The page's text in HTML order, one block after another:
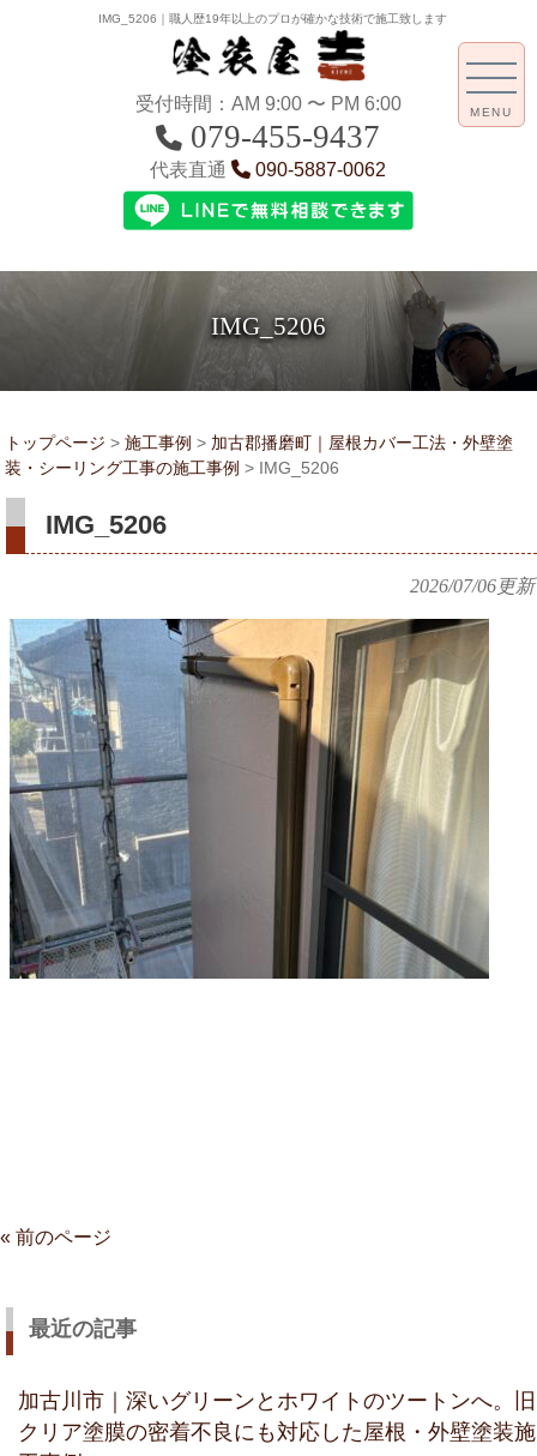
IMG_5206｜職人歴19年以上のプロが確かな技術で施工致します
受付時間：AM 9:00 〜 PM 6:00
079-455-9437
代表直通 090-5887-0062
IMG_5206
MENU
トップページ > 施工事例 > 加古郡播磨町｜屋根カバー工法・外壁塗
装・シーリング工事の施工事例 > IMG_5206
IMG_5206
2026/07/06更新
« 前のページ
最近の記事
加古川市｜深いグリーンとホワイトのツートンへ。旧
クリア塗膜の密着不良にも対応した屋根・外壁塗装施